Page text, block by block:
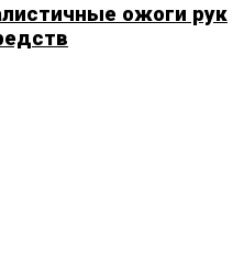
ожоги рук